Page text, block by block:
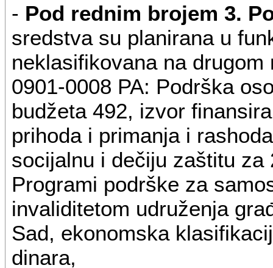
- Pod rednim brojem 3.
sredstva su planirana u
neklasifikovana na
0901-0008 PA: Podrška
budžeta 492, izvor
prihoda i primanja i
socijalnu i dečiju zaštitu
Programi podrške za
invaliditetom udruženja
Sad, ekonomska
dinara,